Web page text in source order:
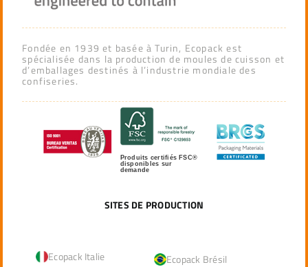
Fondée en 1939 et basée à Turin, Ecopack est
spécialisée dans la production de moules de cuisson et
d’emballages destinés à l’industrie mondiale des
confiseries.
Produits certifiés FSC®
disponibles sur
demande
SITES DE PRODUCTION
Ecopack Italie
Ecopack Brésil